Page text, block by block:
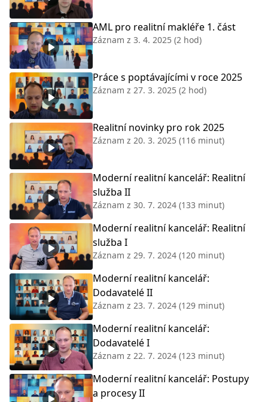
AML pro realitní makléře 1. část
Záznam z 3. 4. 2025 (2 hod)
Práce s poptávajícími v roce 2025
Záznam z 27. 3. 2025 (2 hod)
Realitní novinky pro rok 2025
Záznam z 20. 3. 2025 (116 minut)
Moderní realitní kancelář: Realitní
služba II
Záznam z 30. 7. 2024 (133 minut)
Moderní realitní kancelář: Realitní
služba I
Záznam z 29. 7. 2024 (120 minut)
Moderní realitní kancelář:
Dodavatelé II
Záznam z 23. 7. 2024 (129 minut)
Moderní realitní kancelář:
Dodavatelé I
Záznam z 22. 7. 2024 (123 minut)
Moderní realitní kancelář: Postupy
a procesy II